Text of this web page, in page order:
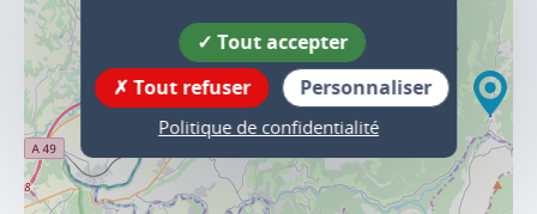
Tout accepter
Tout refuser
Personnaliser
Politique de confidentialité